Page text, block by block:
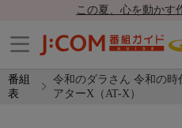
この夏、心を動かす
番組
表
令和のダラさん 令和の時
アターX（AT-X）